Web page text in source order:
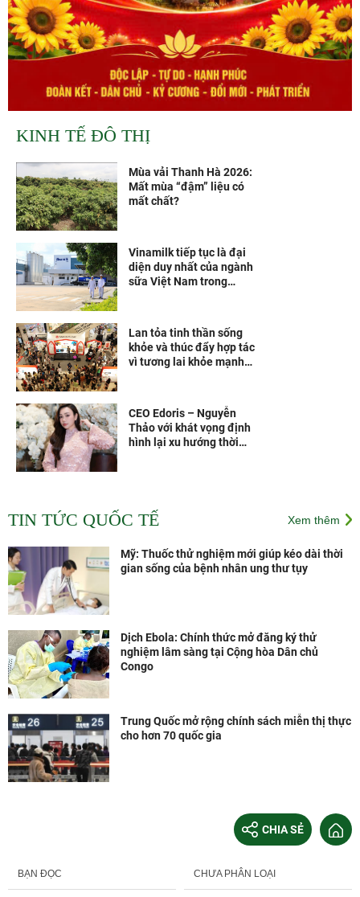
KINH TẾ ĐÔ THỊ
Mùa vải Thanh Hà 2026:
Mất mùa “đậm” liệu có
mất chất?
Vinamilk tiếp tục là đại
diện duy nhất của ngành
sữa Việt Nam trong
Lan tỏa tinh thần sống
khỏe và thúc đẩy hợp tác
vì tương lai khỏe mạnh
CEO Edoris – Nguyễn
Thảo với khát vọng định
hình lại xu hướng thời
theo công nghệ của Pháp
sẽ được sản xuất tại Nhà
phẩm VNVC từ năm 2028
TIN TỨC QUỐC TẾ Xem thêm
Mỹ: Thuốc thử nghiệm mới giúp kéo dài thời
gian sống của bệnh nhân ung thư tụy
Dịch Ebola: Chính thức mở đăng ký thử
nghiệm lâm sàng tại Cộng hòa Dân chủ
Congo
Trung Quốc mở rộng chính sách miễn thị thực
cho hơn 70 quốc gia
CHIA SẺ
BẠN ĐỌC CHƯA PHÂN LOẠI